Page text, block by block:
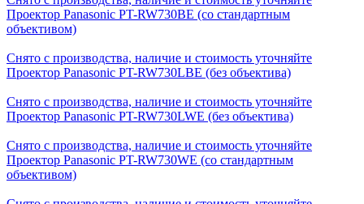
Проектор Panasonic PT-RW730BE (со стандартным
объективом)
Снято с производства, наличие и стоимость уточняйте
Проектор Panasonic PT-RW730LBE (без объектива)
Снято с производства, наличие и стоимость уточняйте
Проектор Panasonic PT-RW730LWE (без объектива)
Снято с производства, наличие и стоимость уточняйте
Проектор Panasonic PT-RW730WE (со стандартным
объективом)